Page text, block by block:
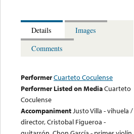
Details
Images
Comments
PerformerCuarteto Coculense
Performer Listed on MediaCuarteto
Coculense
AccompanimentJusto Villa - vihuela /
director, Cristobal Figueroa -